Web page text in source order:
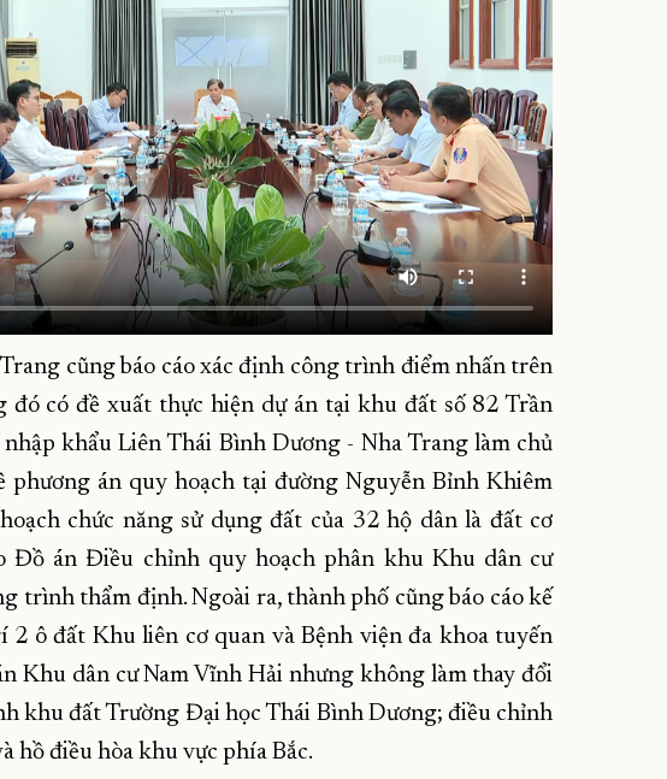
cũng báo cáo xác định công trình điểm nhấn trên
đó có đề xuất thực hiện dự án tại khu đất số 82 Trần
khẩu Liên Thái Bình Dương - Nha Trang làm chủ
phương án quy hoạch tại đường Nguyễn Bỉnh Khiêm
chức năng sử dụng đất của 32 hộ dân là đất cơ
Đồ án Điều chỉnh quy hoạch phân khu Khu dân cư
trình thẩm định. Ngoài ra, thành phố cũng báo cáo kế
2 ô đất Khu liên cơ quan và Bệnh viện đa khoa tuyến
Khu dân cư Nam Vĩnh Hải nhưng không làm thay đổi
khu đất Trường Đại học Thái Bình Dương; điều chỉnh
hồ điều hòa khu vực phía Bắc.